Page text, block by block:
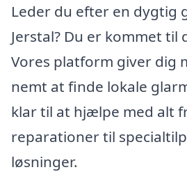
Leder du efter en dygtig
Jerstal? Du er kommet til
Vores platform giver dig
nemt at finde lokale
klar til at hjælpe med alt
reparationer til
løsninger.